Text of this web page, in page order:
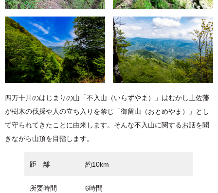
四万十川のはじまりの山「不入山（いらずやま）」はむかし土佐藩
が樹木の伐採や人の立ち入りを禁じ「御留山（おとめやま）」とし
て守られてきたことに由来します。そんな不入山に関するお話を聞
きながら山頂を目指します。
距 離 約10km
所要時間 6時間